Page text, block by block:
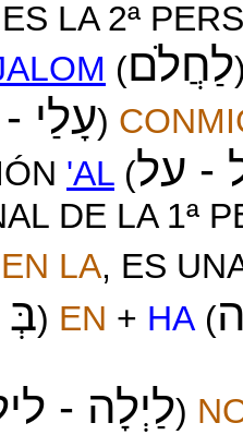
LA 2ª
(לַחֲלֹם
עָלַי -)
'AL (- על
DE LA 1ª
EN LA, ES
בְּ) EN + HA (
לַיְלָה -)